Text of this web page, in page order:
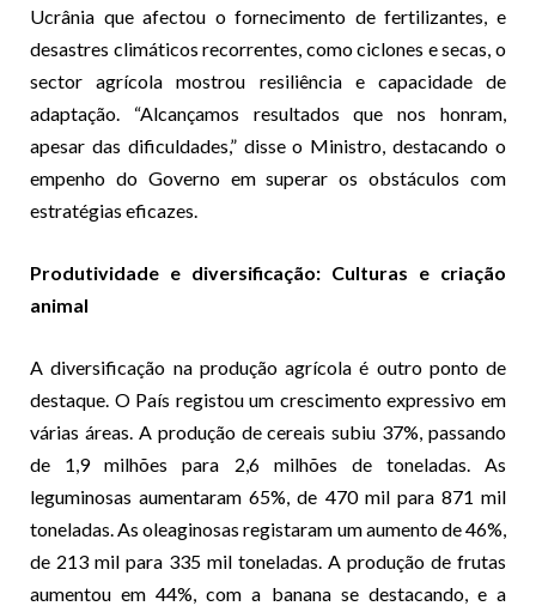
Ucrânia que afectou o fornecimento de fertilizantes, e
desastres climáticos recorrentes, como ciclones e secas, o
sector agrícola mostrou resiliência e capacidade de
adaptação. “Alcançamos resultados que nos honram,
apesar das dificuldades,” disse o Ministro, destacando o
empenho do Governo em superar os obstáculos com
estratégias eficazes.
Produtividade e diversificação: Culturas e criação
animal
A diversificação na produção agrícola é outro ponto de
destaque. O País registou um crescimento expressivo em
várias áreas. A produção de cereais subiu 37%, passando
de 1,9 milhões para 2,6 milhões de toneladas. As
leguminosas aumentaram 65%, de 470 mil para 871 mil
toneladas. As oleaginosas registaram um aumento de 46%,
de 213 mil para 335 mil toneladas. A produção de frutas
aumentou em 44%, com a banana se destacando, e a